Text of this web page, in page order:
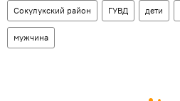
Сокулукский район ГУВД дети
мужчина